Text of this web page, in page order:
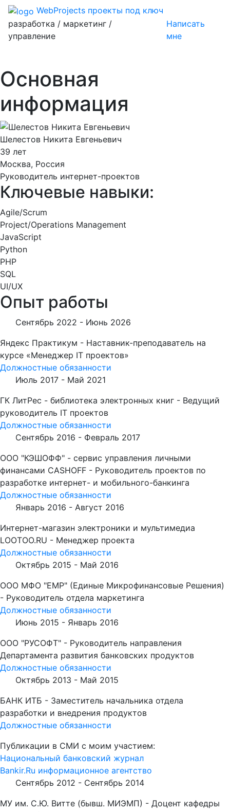
WebProjects проекты под ключ
разработка / маркетинг /
управление
Написать
мне
Основная
информация
Шелестов Никита Евгеньевич
39 лет
Москва, Россия
Руководитель интернет-проектов
Ключевые навыки:
Agile/Scrum
Project/Operations Management
JavaScript
Python
PHP
SQL
UI/UX
Опыт работы
Сентябрь 2022 - Июнь 2026
Яндекс Практикум - Наставник-преподаватель на
курсе «Менеджер IT проектов»
Должностные обязанности
Июль 2017 - Май 2021
ГК ЛитРес - библиотека электронных книг - Ведущий
руководитель IT проектов
Должностные обязанности
Сентябрь 2016 - Февраль 2017
ООО "КЭШОФФ" - сервис управления личными
финансами CASHOFF - Руководитель проектов по
разработке интернет- и мобильного-банкинга
Должностные обязанности
Январь 2016 - Август 2016
Интернет-магазин электроники и мультимедиа
LOOTOO.RU - Менеджер проекта
Должностные обязанности
Октябрь 2015 - Май 2016
ООО МФО "ЕМР" (Единые Микрофинансовые Решения)
- Руководитель отдела маркетинга
Должностные обязанности
Июнь 2015 - Январь 2016
ООО "РУСОФТ" - Руководитель направления
Департамента развития банковских продуктов
Должностные обязанности
Октябрь 2013 - Май 2015
БАНК ИТБ - Заместитель начальника отдела
разработки и внедрения продуктов
Должностные обязанности
Публикации в СМИ с моим участием:
Национальный банковский журнал
Bankir.Ru информационное агентство
Сентябрь 2012 - Сентябрь 2014
МУ им. С.Ю. Витте (бывш. МИЭМП) - Доцент кафедры